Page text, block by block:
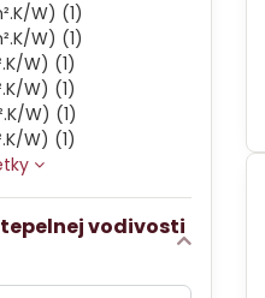
W) (1)
W) (1)
W) (1)
W) (1)
W) (1)
W) (1)
vodivosti